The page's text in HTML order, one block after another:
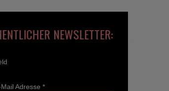
NEWSLETTER:
Adresse *